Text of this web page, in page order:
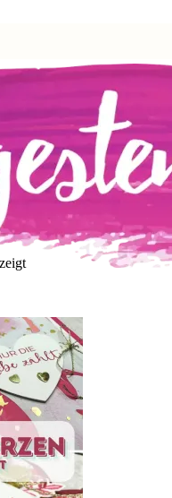
bequem nach Hause!
Kartenkurse,
Workshops rund ums
auch mit Videoanleitung
Vielbastler
verpackt